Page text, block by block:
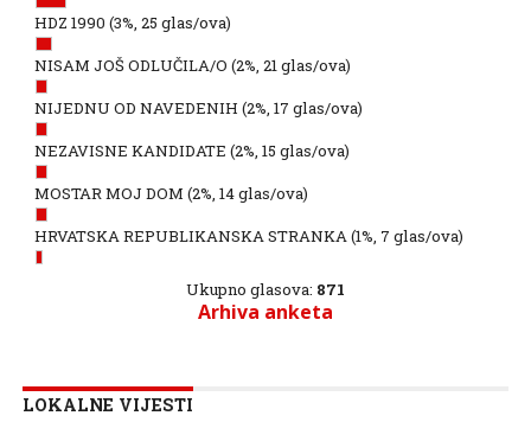
HDZ 1990 (3%, 25 glas/ova)
NISAM JOŠ ODLUČILA/O (2%, 21 glas/ova)
NIJEDNU OD NAVEDENIH (2%, 17 glas/ova)
NEZAVISNE KANDIDATE (2%, 15 glas/ova)
MOSTAR MOJ DOM (2%, 14 glas/ova)
HRVATSKA REPUBLIKANSKA STRANKA(1%, 7 glas/ova)
Ukupno glasova: 871
Arhiva anketa
LOKALNE VIJESTI